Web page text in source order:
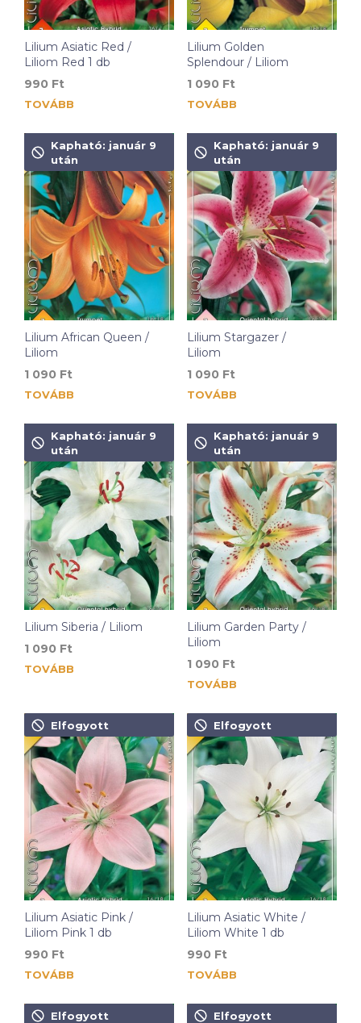
Lilium Asiatic Red /
Liliom Red 1 db
990 Ft
TOVÁBB
Lilium Golden
Splendour / Liliom
1 090 Ft
TOVÁBB
Lilium African Queen /
Liliom
1 090 Ft
Kapható: január 9
után
TOVÁBB
Lilium Stargazer /
Liliom
1 090 Ft
Kapható: január 9
után
TOVÁBB
Lilium Siberia / Liliom
1 090 Ft
Kapható: január 9
után
TOVÁBB
Lilium Garden Party /
Liliom
1 090 Ft
Kapható: január 9
után
TOVÁBB
Lilium Asiatic Pink /
Liliom Pink 1 db
990 Ft
Elfogyott
TOVÁBB
Lilium Asiatic White /
Liliom White 1 db
990 Ft
Elfogyott
TOVÁBB
Elfogyott Elfogyott